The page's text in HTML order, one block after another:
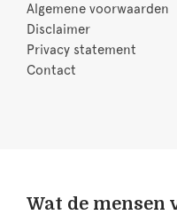
Algemene voorwaarden
Disclaimer
Privacy statement
Contact
Wat de mensen